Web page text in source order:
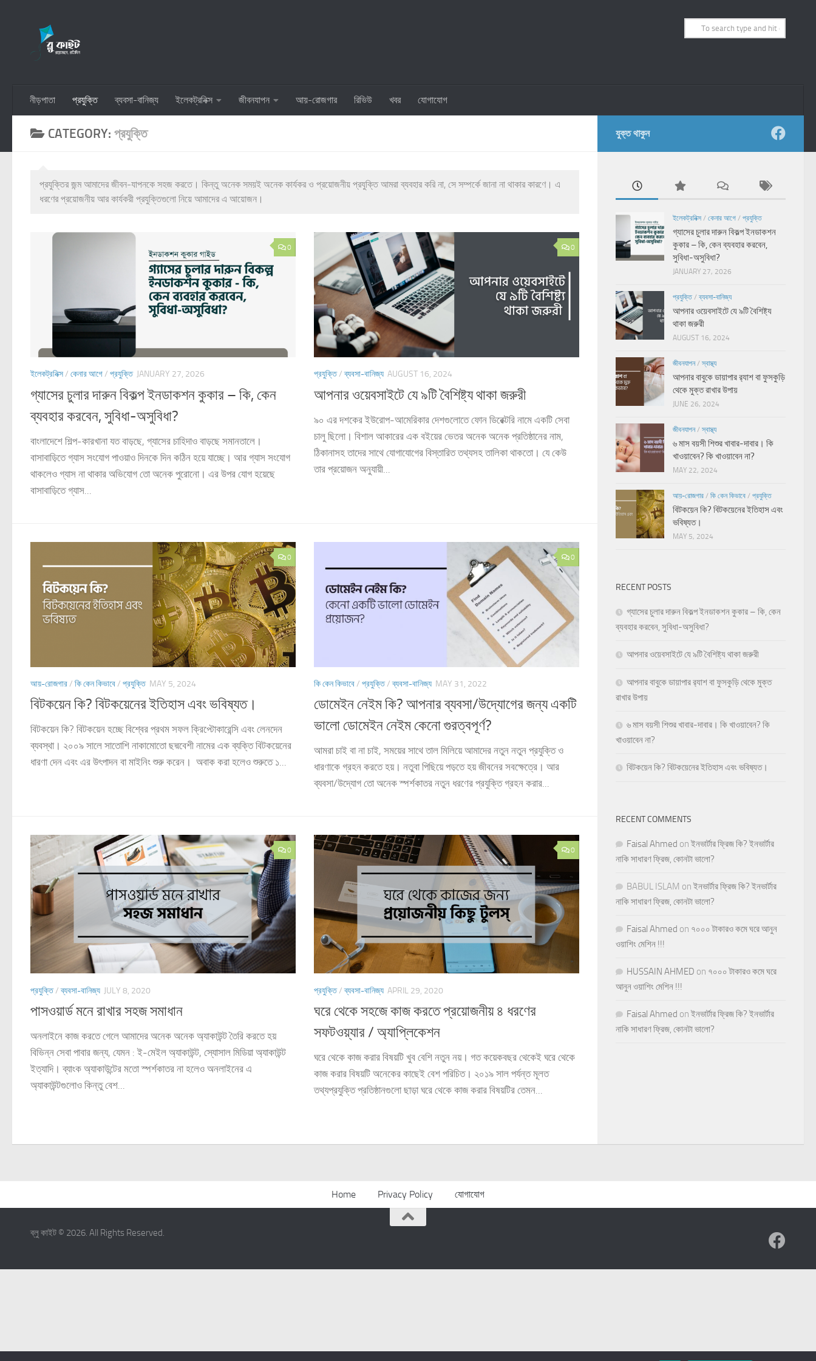
নীড়পাতা প্রযুক্তি ব্যবসা-বানিজ্য ইলেকট্রনিক্স জীবনযাপন আয়-রোজগার রিভিউ খবর যোগাযোগ
CATEGORY: প্রযুক্তি
প্রযুক্তির জন্ম আমাদের জীবন-যাপনকে সহজ করতে। কিন্তু অনেক সময়ই অনেক কার্যকর ও প্রয়োজনীয় প্রযুক্তি আমরা ব্যবহার করি না, সে সম্পর্কে জানা না থাকার কারণে। এ
ধরণের প্রয়োজনীয় আর কার্যকরী প্রযুক্তিগুলো নিয়ে আমাদের এ আয়োজন।
0
ইলেকট্রনিক্স/ কেনার আগে/ প্রযুক্তি JANUARY 27, 2026
গ্যাসের চুলার দারুন বিকল্প ইনডাকশন কুকার – কি, কেন
ব্যবহার করবেন, সুবিধা-অসুবিধা?
বাংলাদেশে শিল্প-কারখানা যত বাড়ছে, গ্যাসের চাহিদাও বাড়ছে সমানতালে।
বাসাবাড়িতে গ্যাস সংযোগ পাওয়াও দিনকে দিন কঠিন হয়ে যাচ্ছে। আর গ্যাস সংযোগ
থাকলেও গ্যাস না থাকার অভিযোগ তো অনেক পুরোনো। এর উপর যোগ হয়েছে
বাসাবাড়িতে গ্যাস...
0
প্রযুক্তি/ব্যবসা-বানিজ্য AUGUST 16, 2024
আপনার ওয়েবসাইটে যে ৯টি বৈশিষ্ট্য থাকা জরুরী
৯০ এর দশকের ইউরোপ-আমেরিকার দেশগুলোতে ফোন ডিরেক্টরি নামে একটি সেবা
চালু ছিলো। বিশাল আকারের এক বইয়ের ভেতর অনেক অনেক প্রতিষ্ঠানের নাম,
ঠিকানাসহ তাদের সাথে যোগাযোগের বিস্তারিত তথ্যসহ তালিকা থাকতো। যে কেউ
তার প্রয়োজন অনুযায়ী...
0
আয়-রোজগার/ কি কেন কিভাবে/ প্রযুক্তি MAY 5, 2024
বিটকয়েন কি? বিটকয়েনের ইতিহাস এবং ভবিষ্যত।
বিটকয়েন কি? বিটকয়েন হচ্ছে বিশ্বের প্রথম সফল ক্রিপ্টোকারেন্সি এবং লেনদেন
ব্যবস্থা। ২০০৯ সালে সাতোশি নাকামোতো ছদ্মবেশী নামের এক ব্যক্তি বিটকয়েনের
ধারণা দেন এবং এর উৎপাদন বা মাইনিং শুরু করেন। অবাক করা হলেও শুরুতে ১...
0
কি কেন কিভাবে/ প্রযুক্তি/ব্যবসা-বানিজ্য MAY 31, 2022
ডোমেইন নেইম কি? আপনার ব্যবসা/উদ্যোগের জন্য একটি
ভালো ডোমেইন নেইম কেনো গুরত্বপূর্ণ?
আমরা চাই বা না চাই, সময়ের সাথে তাল মিলিয়ে আমাদের নতুন নতুন প্রযুক্তি ও
ধারণাকে গ্রহন করতে হয়। নতুবা পিছিয়ে পড়তে হয় জীবনের সবক্ষেত্রে। আর
ব্যবসা/উদ্যোগ তো অনেক স্পর্শকাতর নতুন ধরণের প্রযুক্তি গ্রহন করার...
0
প্রযুক্তি/ব্যবসা-বানিজ্য JULY 8, 2020
পাসওয়ার্ড মনে রাখার সহজ সমাধান
অনলাইনে কাজ করতে গেলে আমাদের অনেক অনেক অ্যাকাউন্ট তৈরি করতে হয়
বিভিন্ন সেবা পাবার জন্য, যেমন : ই-মেইল অ্যাকাউন্ট, স্যোসাল মিডিয়া অ্যাকাউন্ট
ইত্যাদি। ব্যাংক অ্যাকাউন্টের মতো স্পর্শকাতর না হলেও অনলাইনের এ
অ্যাকাউন্টগুলোও কিন্তু বেশ...
0
প্রযুক্তি/ব্যবসা-বানিজ্য APRIL 29, 2020
ঘরে থেকে সহজে কাজ করতে প্রয়োজনীয় ৪ ধরণের
সফটওয়্যার / অ্যাপ্লিকেশন
ঘরে থেকে কাজ করার বিষয়টি খুব বেশি নতুন নয়। গত কয়েকবছর থেকেই ঘরে থেকে
কাজ করার বিষয়টি অনেকের কাছেই বেশ পরিচিত। ২০১৯ সাল পর্যন্ত মূলত
তথ্যপ্রযুক্তি প্রতিষ্ঠানগুলো ছাড়া ঘরে থেকে কাজ করার বিষয়টির তেমন...
যুক্ত থাকুন
ইলেকট্রনিক্স / কেনার আগে / প্রযুক্তি
গ্যাসের চুলার দারুন বিকল্প ইনডাকশন
কুকার – কি, কেন ব্যবহার করবেন,
সুবিধা-অসুবিধা?
JANUARY 27, 2026
প্রযুক্তি /ব্যবসা-বানিজ্য
আপনার ওয়েবসাইটে যে ৯টি বৈশিষ্ট্য
থাকা জরুরী
AUGUST 16, 2024
জীবনযাপন/স্বাস্থ্য
আপনার বাবুকে ডায়াপার র‍্যাশ বা ফুসকুড়ি
থেকে মুক্ত রাখার উপায়
JUNE 26, 2024
জীবনযাপন/স্বাস্থ্য
৬ মাস বয়সী শিশুর খাবার-দাবার। কি
খাওয়াবেন? কি খাওয়াবেন না?
MAY 22, 2024
আয়-রোজগার / কি কেন কিভাবে / প্রযুক্তি
বিটকয়েন কি? বিটকয়েনের ইতিহাস এবং
ভবিষ্যত।
MAY 5, 2024
RECENT POSTS
গ্যাসের চুলার দারুন বিকল্প ইনডাকশন কুকার – কি, কেন
ব্যবহার করবেন, সুবিধা-অসুবিধা?
আপনার ওয়েবসাইটে যে ৯টি বৈশিষ্ট্য থাকা জরুরী
আপনার বাবুকে ডায়াপার র‍্যাশ বা ফুসকুড়ি থেকে মুক্ত
রাখার উপায়
৬ মাস বয়সী শিশুর খাবার-দাবার। কি খাওয়াবেন? কি
খাওয়াবেন না?
বিটকয়েন কি? বিটকয়েনের ইতিহাস এবং ভবিষ্যত।
RECENT COMMENTS
Faisal Ahmed on ইনভার্টার ফ্রিজ কি? ইনভার্টার
নাকি সাধারণ ফ্রিজ, কোনটা ভালো?
BABUL ISLAM on ইনভার্টার ফ্রিজ কি? ইনভার্টার
নাকি সাধারণ ফ্রিজ, কোনটা ভালো?
Faisal Ahmed on ৭০০০ টাকারও কমে ঘরে আনুন
ওয়াশিং মেশিন !!!
HUSSAIN AHMED on ৭০০০ টাকারও কমে ঘরে
আনুন ওয়াশিং মেশিন !!!
Faisal Ahmed on ইনভার্টার ফ্রিজ কি? ইনভার্টার
নাকি সাধারণ ফ্রিজ, কোনটা ভালো?
Home Privacy Policy যোগাযোগ
ব্লু কাইট © 2026. All Rights Reserved.